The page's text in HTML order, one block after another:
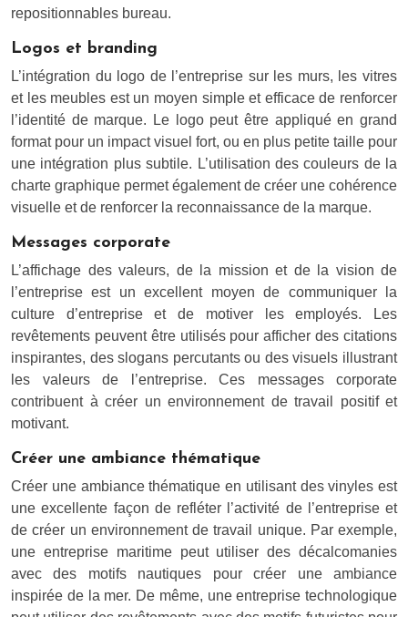
repositionnables bureau.
Logos et branding
L’intégration du logo de l’entreprise sur les murs, les vitres
et les meubles est un moyen simple et efficace de renforcer
l’identité de marque. Le logo peut être appliqué en grand
format pour un impact visuel fort, ou en plus petite taille pour
une intégration plus subtile. L’utilisation des couleurs de la
charte graphique permet également de créer une cohérence
visuelle et de renforcer la reconnaissance de la marque.
Messages corporate
L’affichage des valeurs, de la mission et de la vision de
l’entreprise est un excellent moyen de communiquer la
culture d’entreprise et de motiver les employés. Les
revêtements peuvent être utilisés pour afficher des citations
inspirantes, des slogans percutants ou des visuels illustrant
les valeurs de l’entreprise. Ces messages corporate
contribuent à créer un environnement de travail positif et
motivant.
Créer une ambiance thématique
Créer une ambiance thématique en utilisant des vinyles est
une excellente façon de refléter l’activité de l’entreprise et
de créer un environnement de travail unique. Par exemple,
une entreprise maritime peut utiliser des décalcomanies
avec des motifs nautiques pour créer une ambiance
inspirée de la mer. De même, une entreprise technologique